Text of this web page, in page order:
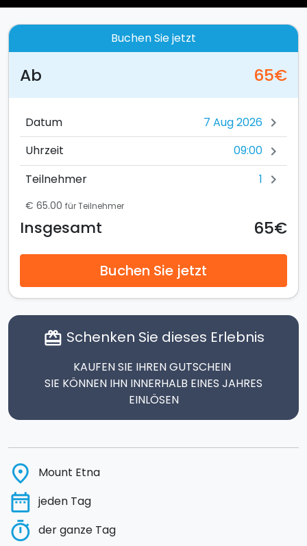
Buchen Sie jetzt
Ab 65€
Datum chevron_right
Uhrzeit 09:00 chevron_right
Teilnehmer 1 chevron_right
€ 65.00 für Teilnehmer
Insgesamt 65€
Buchen Sie jetzt
card_giftcard Schenken Sie dieses Erlebnis
KAUFEN SIE IHREN GUTSCHEIN
SIE KÖNNEN IHN INNERHALB EINES JAHRES
EINLÖSEN
place Mount Etna
date_range jeden Tag
timer der ganze Tag